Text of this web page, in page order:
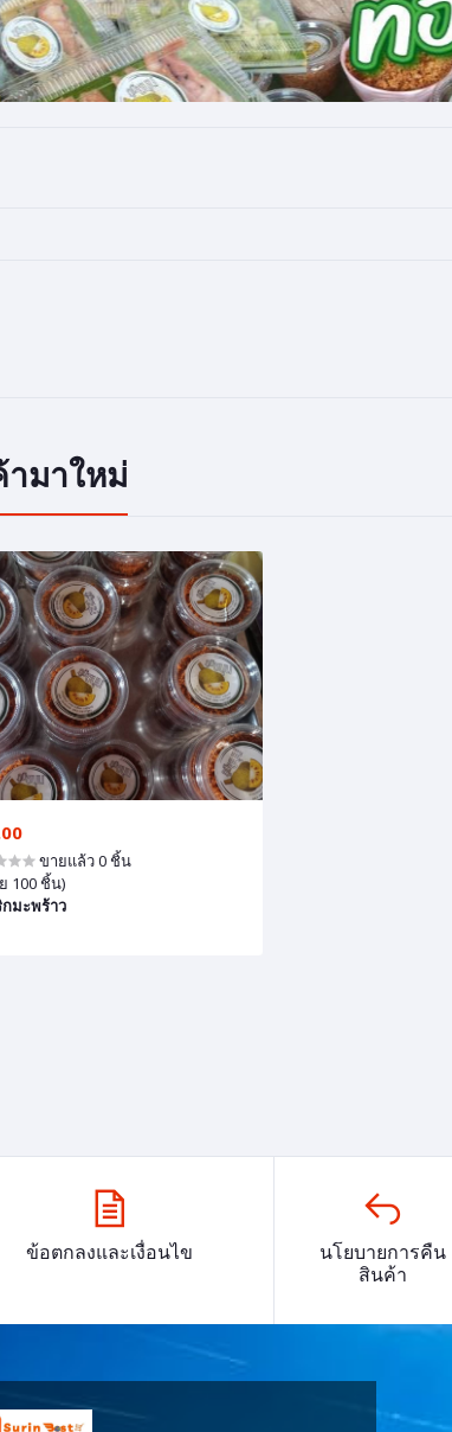
มาใหม่
ขายแล้ว 0 ชิ้น
100 ชิ้น)
มะพร้าว
ข้อตกลงและเงื่อนไข
นโยบายการคืน
สินค้า